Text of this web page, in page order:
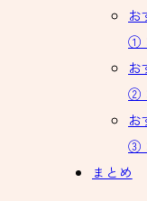
お
①
お
②
お
③
まとめ